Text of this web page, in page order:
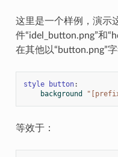
这里是一个样例，演示
件“idel_button.png”和
在其他以“button.png”
style button:
background
等效于：